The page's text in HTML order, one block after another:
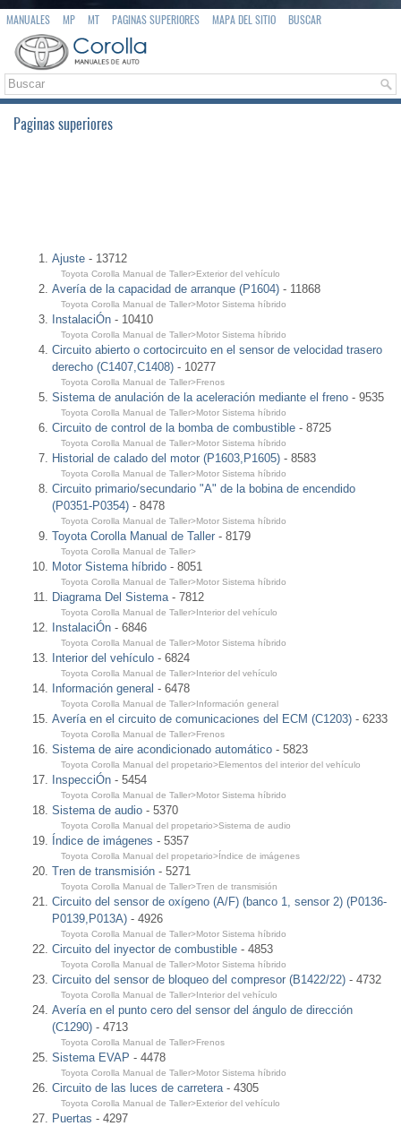
MANUALES MP MT PAGINAS SUPERIORES MAPA DEL SITIO BUSCAR
Paginas superiores
Ajuste - 13712
Toyota Corolla Manual de Taller>Exterior del vehículo
Avería de la capacidad de arranque (P1604) - 11868
Toyota Corolla Manual de Taller>Motor Sistema híbrido
InstalaciÓn - 10410
Toyota Corolla Manual de Taller>Motor Sistema híbrido
Circuito abierto o cortocircuito en el sensor de velocidad trasero
derecho (C1407,C1408) - 10277
Toyota Corolla Manual de Taller>Frenos
Sistema de anulación de la aceleración mediante el freno - 9535
Toyota Corolla Manual de Taller>Motor Sistema híbrido
Circuito de control de la bomba de combustible - 8725
Toyota Corolla Manual de Taller>Motor Sistema híbrido
Historial de calado del motor (P1603,P1605) - 8583
Toyota Corolla Manual de Taller>Motor Sistema híbrido
Circuito primario/secundario "A" de la bobina de encendido
(P0351-P0354) - 8478
Toyota Corolla Manual de Taller>Motor Sistema híbrido
Toyota Corolla Manual de Taller - 8179
Toyota Corolla Manual de Taller>
Motor Sistema híbrido - 8051
Toyota Corolla Manual de Taller>Motor Sistema híbrido
Diagrama Del Sistema- 7812
Toyota Corolla Manual de Taller>Interior del vehículo
InstalaciÓn - 6846
Toyota Corolla Manual de Taller>Motor Sistema híbrido
Interior del vehículo - 6824
Toyota Corolla Manual de Taller>Interior del vehículo
Información general - 6478
Toyota Corolla Manual de Taller>Información general
Avería en el circuito de comunicaciones del ECM (C1203) - 6233
Toyota Corolla Manual de Taller>Frenos
Sistema de aire acondicionado automático - 5823
Toyota Corolla Manual del propetario>Elementos del interior del vehículo
InspecciÓn - 5454
Toyota Corolla Manual de Taller>Motor Sistema híbrido
Sistema de audio - 5370
Toyota Corolla Manual del propetario>Sistema de audio
Índice de imágenes - 5357
Toyota Corolla Manual del propetario>Índice de imágenes
Tren de transmisión - 5271
Toyota Corolla Manual de Taller>Tren de transmisión
Circuito del sensor de oxígeno (A/F) (banco 1, sensor 2) (P0136-
P0139,P013A) - 4926
Toyota Corolla Manual de Taller>Motor Sistema híbrido
Circuito del inyector de combustible - 4853
Toyota Corolla Manual de Taller>Motor Sistema híbrido
Circuito del sensor de bloqueo del compresor (B1422/22) - 4732
Toyota Corolla Manual de Taller>Interior del vehículo
Avería en el punto cero del sensor del ángulo de dirección
(C1290) - 4713
Toyota Corolla Manual de Taller>Frenos
Sistema EVAP - 4478
Toyota Corolla Manual de Taller>Motor Sistema híbrido
Circuito de las luces de carretera- 4305
Toyota Corolla Manual de Taller>Exterior del vehículo
Puertas - 4297